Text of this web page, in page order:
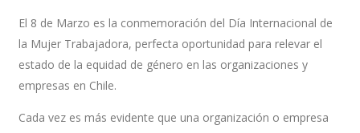
El 8 de Marzo es la conmemoración del Día Internacional de
la Mujer Trabajadora, perfecta oportunidad para relevar el
estado de la equidad de género en las organizaciones y
empresas en Chile.
Cada vez es más evidente que una organización o empresa